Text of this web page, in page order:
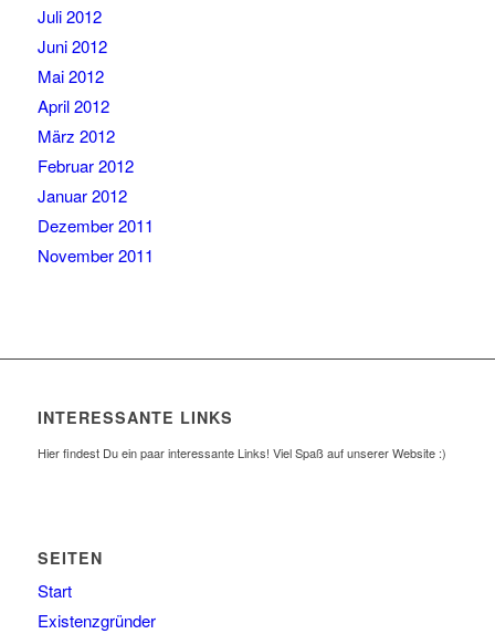
Juli 2012
Juni 2012
Mai 2012
April 2012
März 2012
Februar 2012
Januar 2012
Dezember 2011
November 2011
INTERESSANTE LINKS
Hier findest Du ein paar interessante Links! Viel Spaß auf unserer Website :)
SEITEN
Start
Existenzgründer